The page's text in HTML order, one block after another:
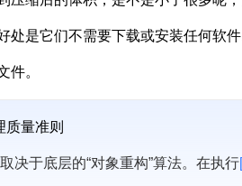
处是它们不需要下载或安装任何软
件。
质量准则
决于底层的“对象重构”算法。在执行